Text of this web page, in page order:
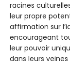
racines
leur propre
affirmation sur
encourageant
leur pouvoir
dans leurs